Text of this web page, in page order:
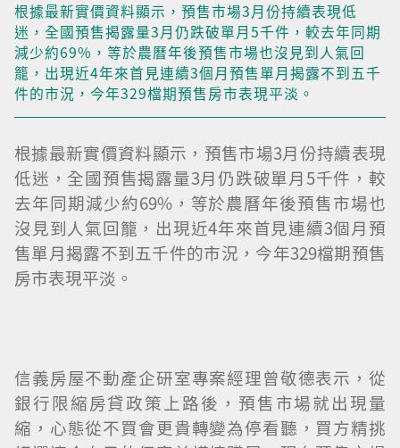
根據最新實價資料顯示，預售市場3月份持續表現低
迷，全國預售揭露量3月仍跌破單月5千件，較去年同期
減少約69%，等於農曆年後預售市場也沒見到人氣回
籠，出現近4年來首見連續3個月預售單月揭露不到五千
件的市況，今年329檔期預售房市表現平淡。
根據最新實價資料顯示，預售市場3月份持續表現
低迷，全國預售揭露量3月仍跌破單月5千件，較
去年同期減少約69%，等於農曆年後預售市場也
沒見到人氣回籠，出現近4年來首見連續3個月預
售單月揭露不到五千件的市況，今年329檔期預售
房市表現平淡。
信義房屋不動產企研室專案經理曾敬德表示，從
銀行限縮房貸政策上路後，預售市場就出現量
縮，心態從不買會更貴轉變為停看聽，買方精挑